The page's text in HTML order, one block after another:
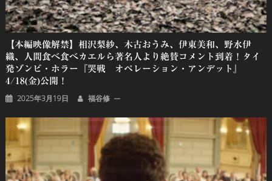
【本編映像解禁】相沢梨紗、木古おうみ、伊東美和、野水伊
織、人間食べ食べカエルら著名人より絶賛コメント到着！タイ
発ゾンビ・ホラー『哭戦 オペレーション・アンデット』
4/18(金)公開！
2025年3月19日 福谷修